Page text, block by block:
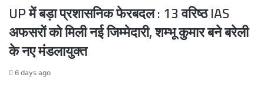
UP में बड़ा प्रशासनिक फेरबदल : 13 वरिष्ठ IAS
अफसरों को मिली नई जिम्मेदारी, शम्भू कुमार बने बरेली
के नए मंडलायुक्त
6 days ago